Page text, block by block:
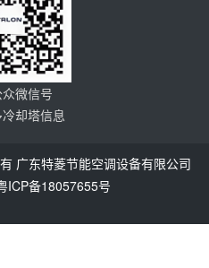
微信号
却塔信息
广东特菱节能空调设备有限公司
ICP备18057655号